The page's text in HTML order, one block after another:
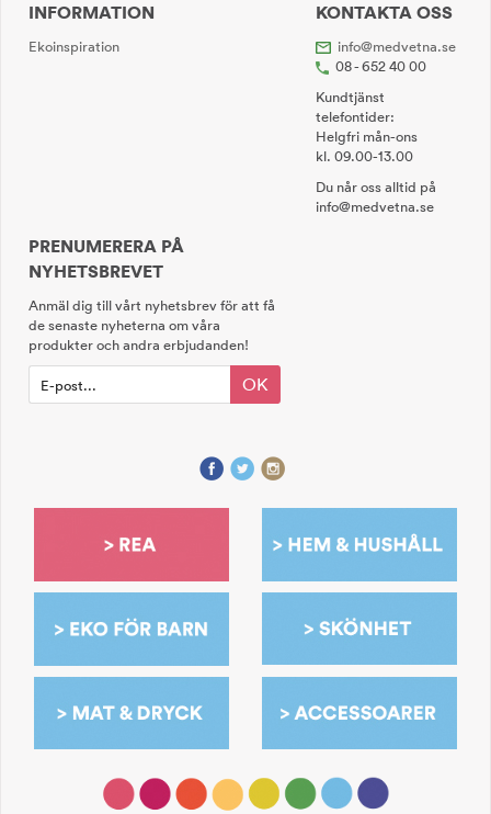
INFORMATION
Ekoinspiration
KONTAKTA OSS
info@medvetna.se
08 - 652 40 00
Kundtjänst
telefontider:
Helgfri mån-ons
kl. 09.00-13.00
Du når oss alltid på
info@medvetna.se
PRENUMERERA PÅ
NYHETSBREVET
Anmäl dig till vårt nyhetsbrev för att få
de senaste nyheterna om våra
produkter och andra erbjudanden!
OK